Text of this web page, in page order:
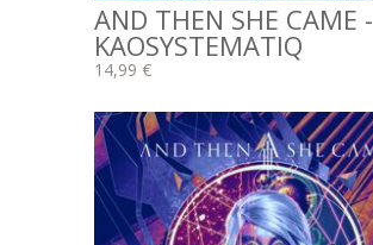
AND THEN SHE CAME -
KAOSYSTEMATIQ
14,99 €